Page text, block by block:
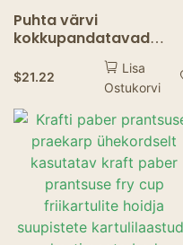
Puhta värvi
kokkupandatavad
koogikarbid aknapagari
kastidega saiakast
koogile šokolaadi
koogikesi
kinkepakendpaberist
karbid
$21.22
Lisa
Ostukorvi